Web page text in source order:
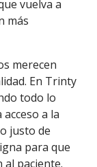
vuelva a
más
merecen
En Trinty
todo lo
a la
justo de
para que
paciente.